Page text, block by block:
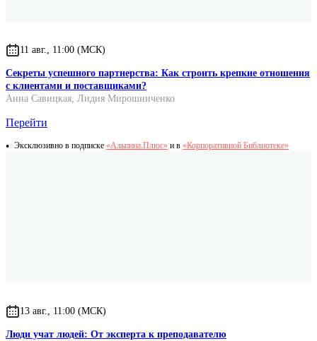
11 авг., 11:00 (МСК)
Секреты успешного партнерства: Как строить крепкие отношения
с клиентами и поставщиками?
Анна Савицкая, Лидия Мирошниченко
Перейти
Эксклюзивно в подписке «Альпина.Плюс» и в «Корпоративной Библиотеке»
13 авг., 11:00 (МСК)
Люди учат людей: От эксперта к преподавателю